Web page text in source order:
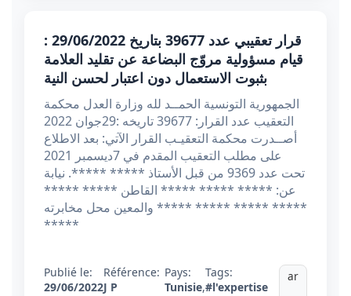
قرار تعقيبي عدد 39677 بتاريخ 29/06/2022 :
قيام مسؤولية مروّج البضاعة عن تقليد العلامة
بثبوت الاستعمال دون اعتبار لحسن النية
الجمهورية التونسية الحمــد لله وزارة العدل محكمة
التعقيب عدد القرار: 39677 تاريخه :29جوان 2022
أصــدرت محكمة التعقيـب القرار الآتي: بعد الاطلاع
على مطلب التعقيب المقدم في 7ديسمبر 2021
تحت عدد 9369 من قبل الأستاذ ***** *****. نيابة
عن: ***** ***** ***** القاطن ***** *****
***** ***** ***** والمعين محل مخابرته *****
*****
Publié le:
29/06/2022
Référence:
J P
Pays:
Tunisie,
Tags:
#l'expertise
ar